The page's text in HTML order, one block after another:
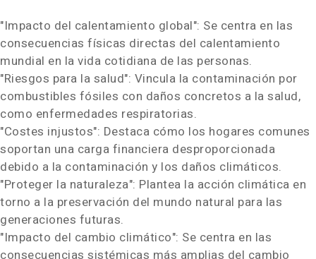
"Impacto del calentamiento global": Se centra en las
consecuencias físicas directas del calentamiento
mundial en la vida cotidiana de las personas.
"Riesgos para la salud": Vincula la contaminación por
combustibles fósiles con daños concretos a la salud,
como enfermedades respiratorias.
"Costes injustos": Destaca cómo los hogares comunes
soportan una carga financiera desproporcionada
debido a la contaminación y los daños climáticos.
"Proteger la naturaleza": Plantea la acción climática en
torno a la preservación del mundo natural para las
generaciones futuras.
"Impacto del cambio climático": Se centra en las
consecuencias sistémicas más amplias del cambio